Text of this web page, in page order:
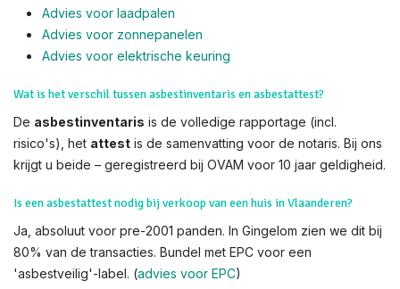
Advies voor laadpalen
Advies voor zonnepanelen
Advies voor elektrische keuring
Wat is het verschil tussen asbestinventaris en asbestattest?
De asbestinventaris is de volledige rapportage (incl.
risico's), het attest is de samenvatting voor de notaris. Bij ons
krijgt u beide – geregistreerd bij OVAM voor 10 jaar geldigheid.
Is een asbestattest nodig bij verkoop van een huis in Vlaanderen?
Ja, absoluut voor pre-2001 panden. In Gingelom zien we dit bij
80% van de transacties. Bundel met EPC voor een
'asbestveilig'-label. (advies voor EPC)